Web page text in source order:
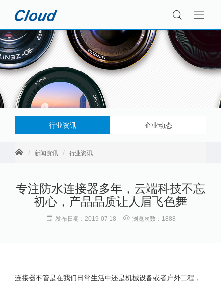
行业资讯 企业动态
新闻资讯 行业资讯
专注防水连接器多年，云端科技不忘
初心，产品品质让人眉飞色舞
发布日期：2019-07-18 浏览次数：1888
连接器不管是在我们日常生活中还是机械设备或者户外工程，